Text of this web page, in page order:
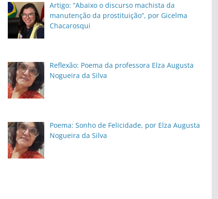
Artigo: “Abaixo o discurso machista da
manutenção da prostituição”, por Gicelma
Chacarosqui
Reflexão: Poema da professora Elza Augusta
Nogueira da Silva
Poema: Sonho de Felicidade, por Elza Augusta
Nogueira da Silva